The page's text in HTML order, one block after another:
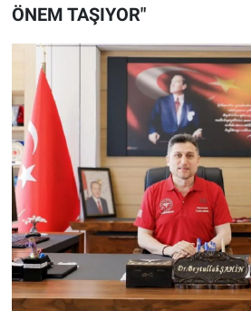
ÖNEM TAŞIYOR"